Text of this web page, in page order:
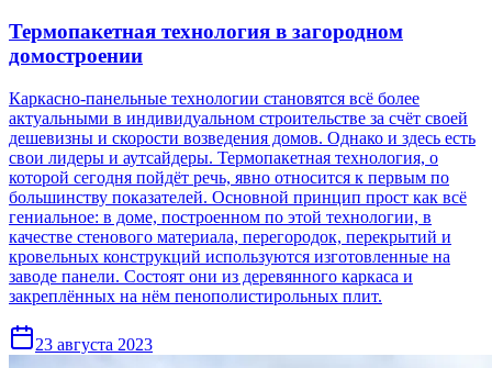
Термопакетная технология в загородном
домостроении
Каркасно-панельные технологии становятся всё более
актуальными в индивидуальном строительстве за счёт своей
дешевизны и скорости возведения домов. Однако и здесь есть
свои лидеры и аутсайдеры. Термопакетная технология, о
которой сегодня пойдёт речь, явно относится к первым по
большинству показателей. Основной принцип прост как всё
гениальное: в доме, построенном по этой технологии, в
качестве стенового материала, перегородок, перекрытий и
кровельных конструкций используются изготовленные на
заводе панели. Состоят они из деревянного каркаса и
закреплённых на нём пенополистирольных плит.
23 августа 2023